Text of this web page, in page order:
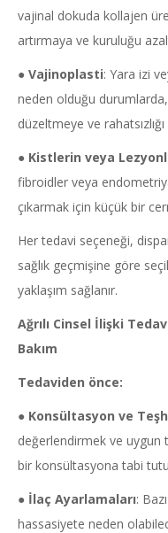
vajinal dokuda kollajen
artırmaya ve kuruluğu
● Vajinoplasti: Yara izi
neden olduğu
düzeltmeye ve
● Kistlerin veya
fibroidler veya
çıkarmak için küçük bir
Her tedavi seçeneği,
sağlık geçmişine göre
yaklaşım sağlanır.
Ağrılı Cinsel İlişki
Bakım
Tedaviden önce:
● Konsültasyon ve
değerlendirmek ve uygun
bir konsültasyona tabi
● İlaç Ayarlamaları:
hassasiyete neden